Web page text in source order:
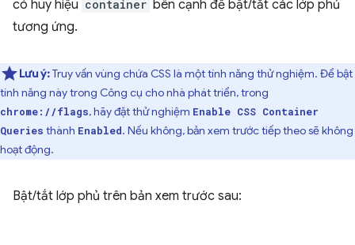
có huy hiệu container bên cạnh để bật/tắt các lớp phủ
tương ứng.
Lưu ý:Truy vấn vùng chứa CSS là một tính năng thử nghiệm. Để bật
tính năng này trong Công cụ cho nhà phát triển, trong
chrome://flags, hãy đặt thử nghiệm Enable CSS Container
Queries thành Enabled. Nếu không, bản xem trước tiếp theo sẽ không
hoạt động.
Bật/tắt lớp phủ trên bản xem trước sau: